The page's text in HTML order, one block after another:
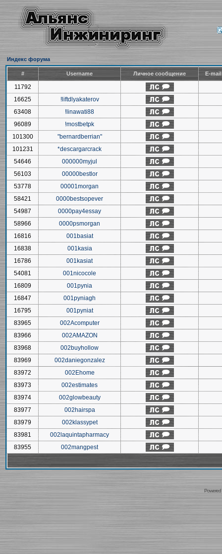
Индекс форума
# Username Личное сообщение E-
11792
16625
!liftdlyakaterov
63408
!linawati88
96089
!mostbetpk
101300
"bernardberrian"
101231
*descargarcrack
54646
000000myjul
56103
00000bestlor
53778
00001morgan
58421
0000bestsopever
54987
0000pay4essay
58966
0000psmorgan
16816
001basiat
16838
001kasia
16786
001kasiat
54081
001nicocole
16809
001pynia
16847
001pyniagh
16795
001pyniat
83965
002Acomputer
83966
002AMAZON
83968
002buyhollow
83969
002daniegonzalez
83972
002Ehome
83973
002estimates
83974
002glowbeauty
83977
002hairspa
83979
002klassypet
83981
002laquintapharmacy
83955
002mangpest